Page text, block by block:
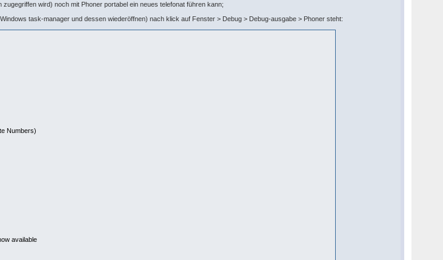
wird) noch mit Phoner portabel ein neues telefonat führen kann;
task-manager und dessen wiederöffnen) nach klick auf Fenster > Debug > Debug-ausgabe > Phoner steht:
Numbers)
available